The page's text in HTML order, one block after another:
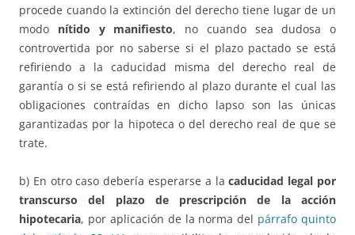
procede cuando la extinción del derecho tiene lugar de un
modo nítido y manifiesto, no cuando sea dudosa o
controvertida por no saberse si el plazo pactado se está
refiriendo a la caducidad misma del derecho real de
garantía o si se está refiriendo al plazo durante el cual las
obligaciones contraídas en dicho lapso son las únicas
garantizadas por la hipoteca o del derecho real de que se
trate.
b) En otro caso debería esperarse a lacaducidad legal por
transcurso del plazo de prescripción de la acción
hipotecaria, por aplicación de la norma del párrafo quinto